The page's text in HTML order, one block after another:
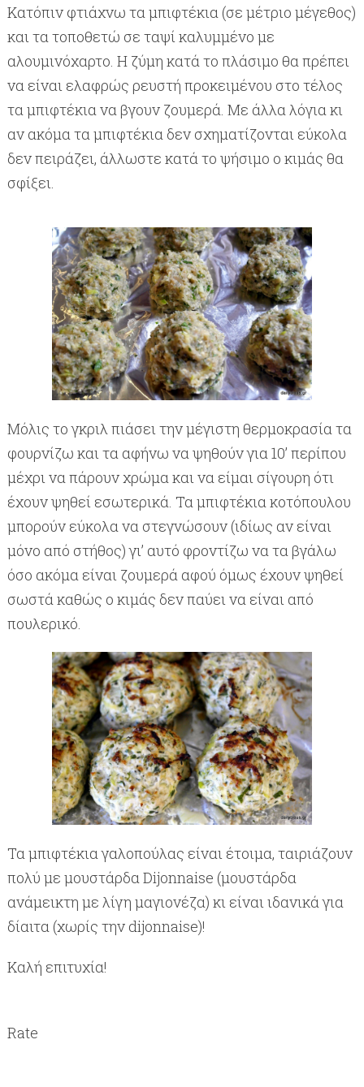
Κατόπιν φτιάχνω τα μπιφτέκια (σε μέτριο μέγεθος)
και τα τοποθετώ σε ταψί καλυμμένο με
αλουμινόχαρτο. Η ζύμη κατά το πλάσιμο θα πρέπει
να είναι ελαφρώς ρευστή προκειμένου στο τέλος
τα μπιφτέκια να βγουν ζουμερά. Με άλλα λόγια κι
αν ακόμα τα μπιφτέκια δεν σχηματίζονται εύκολα
δεν πειράζει, άλλωστε κατά το ψήσιμο ο κιμάς θα
σφίξει.
Μόλις το γκριλ πιάσει την μέγιστη θερμοκρασία τα
φουρνίζω και τα αφήνω να ψηθούν για 10’ περίπου
μέχρι να πάρουν χρώμα και να είμαι σίγουρη ότι
έχουν ψηθεί εσωτερικά. Τα μπιφτέκια κοτόπουλου
μπορούν εύκολα να στεγνώσουν (ιδίως αν είναι
μόνο από στήθος) γι’ αυτό φροντίζω να τα βγάλω
όσο ακόμα είναι ζουμερά αφού όμως έχουν ψηθεί
σωστά καθώς ο κιμάς δεν παύει να είναι από
πουλερικό.
Τα μπιφτέκια γαλοπούλας είναι έτοιμα, ταιριάζουν
πολύ με μουστάρδα Dijonnaise (μουστάρδα
ανάμεικτη με λίγη μαγιονέζα) κι είναι ιδανικά για
δίαιτα (χωρίς την dijonnaise)!
Καλή επιτυχία!
Rate